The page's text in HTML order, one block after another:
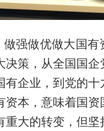
做强做优做大国有
决策，从全国国企
有企业，到党的十
资本，意味着国资
重大的转变，但坚